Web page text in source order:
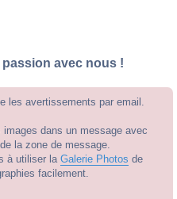
avec nous !
les avertissements par email.
dans un message avec
la zone de message.
à utiliser la Galerie Photos de
facilement.